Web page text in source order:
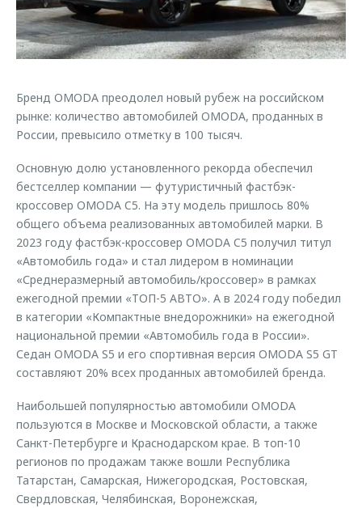
Страхование
Кредитный калькулятор
Одежда и сувениры
Оригинальные аксессуары
Трейд-ин
Калькулятор трейд-ин
Клиентская поддержка
O&J Автоклуб
Приложение O&J
Аксессуары
Одежда и сувениры
Оригинальные аксессуары
Запчасти
Обратная связь
Бренд OMODA преодолел новый рубеж на российском
рынке: количество автомобилей OMODA, проданных в
России, превысило отметку в 100 тысяч.
Основную долю установленного рекорда обеспечил
бестселлер компании — футуристичный фастбэк-
кроссовер OMODA C5. На эту модель пришлось 80%
общего объема реализованных автомобилей марки. В
2023 году фастбэк-кроссовер OMODA C5 получил титул
«Автомобиль года» и стал лидером в номинации
«Среднеразмерный автомобиль/кроссовер» в рамках
ежегодной премии «ТОП-5 АВТО». А в 2024 году победил
в категории «Компактные внедорожники» на ежегодной
национальной премии «Автомобиль года в России».
Седан OMODA S5 и его спортивная версия OMODA S5 GT
составляют 20% всех проданных автомобилей бренда.
Наибольшей популярностью автомобили OMODA
пользуются в Москве и Московской области, а также
Санкт-Петербурге и Краснодарском крае. В топ-10
регионов по продажам также вошли Республика
Татарстан, Самарская, Нижегородская, Ростовская,
Свердловская, Челябинская, Воронежская,